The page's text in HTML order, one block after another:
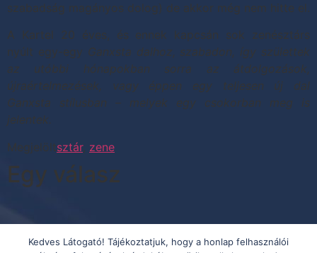
szabadság magányos dolog) de akkor még nem hitte el.
A Kartel 20 éves, és ennek kapcsán sok zenésztárs
nyúlt egy-egy Ganxsta dalhoz, szabadon, így születtek
az utóbbi hónapokban sorra az átdolgozások,
újraértelmezések, vagy éppen egy teljesen új dal
Ganxsta stílusban – melyek egy csokorban meg is
jelentek.
Megjelölt sztár, zene
Egy válasz
Visszajelzés:
Zana Zoltán | Zenekarok
Kedves Látogató! Tájékoztatjuk, hogy a honlap felhasználói